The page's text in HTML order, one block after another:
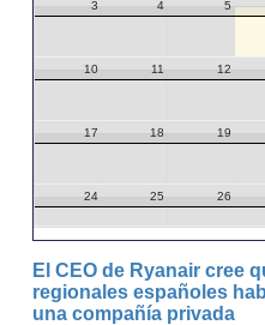
3 4 5
10 11 12
17 18 19
24 25 26
El CEO de Ryanair cree
regionales españoles
una compañía privada